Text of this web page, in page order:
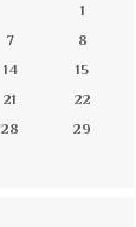
1
7
8
14
15
21
22
28
29